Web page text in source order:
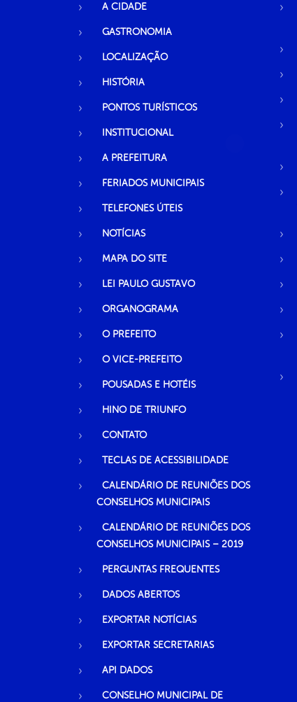
A CIDADE
GASTRONOMIA
LOCALIZAÇÃO
HISTÓRIA
PONTOS TURÍSTICOS
INSTITUCIONAL
A PREFEITURA
FERIADOS MUNICIPAIS
TELEFONES ÚTEIS
NOTÍCIAS
MAPA DO SITE
LEI PAULO GUSTAVO
ORGANOGRAMA
O PREFEITO
O VICE-PREFEITO
POUSADAS E HOTÉIS
HINO DE TRIUNFO
CONTATO
TECLAS DE ACESSIBILIDADE
CALENDÁRIO DE REUNIÕES DOS
CONSELHOS MUNICIPAIS
CALENDÁRIO DE REUNIÕES DOS
CONSELHOS MUNICIPAIS – 2019
PERGUNTAS FREQUENTES
DADOS ABERTOS
EXPORTAR NOTÍCIAS
EXPORTAR SECRETARIAS
API DADOS
CONSELHO MUNICIPAL DE